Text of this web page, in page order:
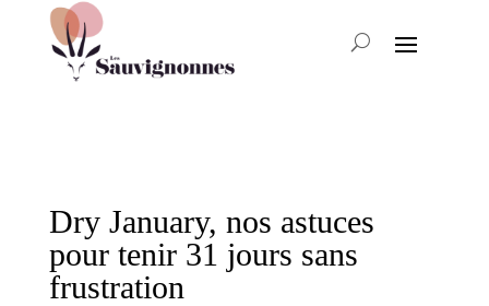
Dry January, nos astuces
pour tenir 31 jours sans
frustration